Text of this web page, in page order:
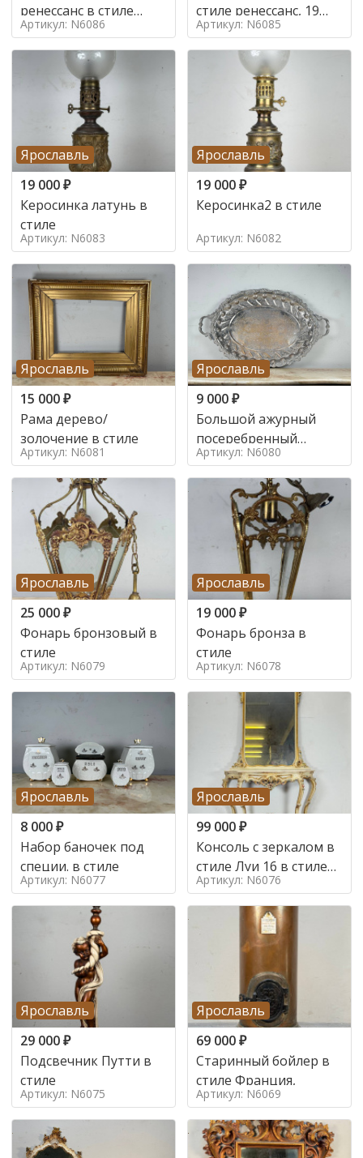
ренессанс в стиле
ренессанс,
Артикул: N6086
стиле ренессанс, 19
век
Артикул: N6085
Ярославль
19 000₽
Керосинка латунь в
стиле
Артикул: N6083
Ярославль
19 000₽
Керосинка2 в стиле
Артикул: N6082
Ярославль
15 000₽
Рама дерево/
золочение в стиле
Артикул: N6081
Ярославль
9 000₽
Большой ажурный
посеребренный
поднос в стиле
Артикул: N6080
Ярославль
25 000₽
Фонарь бронзовый в
стиле
Артикул: N6079
Ярославль
19 000₽
Фонарь бронза в
стиле
Артикул: N6078
Ярославль
8 000₽
Набор баночек под
специи. в стиле
Артикул: N6077
Ярославль
99 000₽
Консоль с зеркалом в
стиле Луи 16 в стиле
Луи 16, Италия,
Артикул: N6076
Ярославль
29 000₽
Подсвечник Путти в
стиле
Артикул: N6075
Ярославль
69 000₽
Старинный бойлер в
стиле Франция,
Артикул: N6069